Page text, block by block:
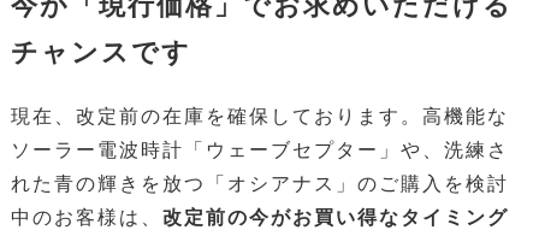
チャンスです
現在、改定前の在庫を確保しております。高機能な
ソーラー電波時計「ウェーブセプター」や、洗練さ
れた青の輝きを放つ「オシアナス」のご購入を検討
中のお客様は、 改定前の今がお買い得なタイミング